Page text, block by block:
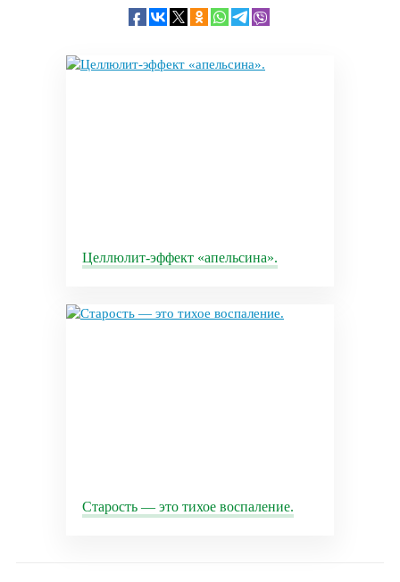
Целлюлит-эффект «апельсина».
Старость — это тихое воспаление.